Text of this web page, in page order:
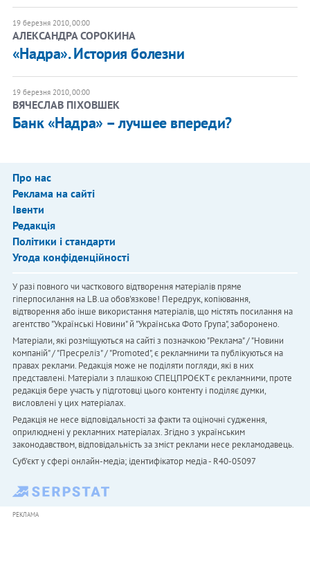
19 березня 2010, 00:00
АЛЕКСАНДРА СОРОКИНА
«Надра». История болезни
19 березня 2010, 00:00
ВЯЧЕСЛАВ ПІХОВШЕК
Банк «Надра» – лучшее впереди?
Про нас
Реклама на сайті
Івенти
Редакція
Політики і стандарти
Угода конфіденційності
У разі повного чи часткового відтворення матеріалів пряме
гіперпосилання на LB.ua обов'язкове! Передрук, копіювання,
відтворення або інше використання матеріалів, що містять посилання на
агентство "Українськi Новини" й "Українська Фото Група", заборонено.
Матеріали, які розміщуються на сайті з позначкою "Реклама" / "Новини
компаній" / "Пресреліз" / "Promoted", є рекламними та публікуються на
правах реклами. Редакція може не поділяти погляди, які в них
представлені. Матеріали з плашкою СПЕЦПРОЄКТ є рекламними, проте
редакція бере участь у підготовці цього контенту і поділяє думки,
висловлені у цих матеріалах.
Редакція не несе відповідальності за факти та оціночні судження,
оприлюднені у рекламних матеріалах. Згідно з українським
законодавством, відповідальність за зміст реклами несе рекламодавець.
Cуб'єкт у сфері онлайн-медіа; ідентифікатор медіа - R40-05097
РЕКЛАМА